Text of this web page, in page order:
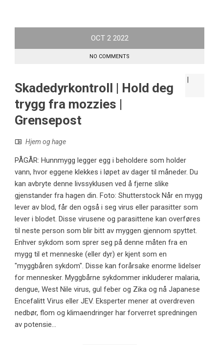
OCT 2 2022
NO COMMENTS
Skadedyrkontroll | Hold deg
trygg fra mozzies |
Grensepost
Hjem og hage
PÅGÅR: Hunnmygg legger egg i beholdere som holder
vann, hvor eggene klekkes i løpet av dager til måneder. Du
kan avbryte denne livssyklusen ved å fjerne slike
gjenstander fra hagen din. Foto: Shutterstock Når en mygg
lever av blod, får den også i seg virus eller parasitter som
lever i blodet. Disse virusene og parasittene kan overføres
til neste person som blir bitt av myggen gjennom spyttet.
Enhver sykdom som sprer seg på denne måten fra en
mygg til et menneske (eller dyr) er kjent som en
"myggbåren sykdom". Disse kan forårsake enorme lidelser
for mennesker. Myggbårne sykdommer inkluderer malaria,
dengue, West Nile virus, gul feber og Zika og nå Japanese
Encefalitt Virus eller JEV. Eksperter mener at overdreven
nedbør, flom og klimaendringer har forverret spredningen
av potensie...